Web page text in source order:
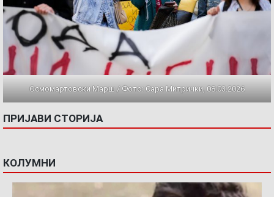
Осмомартовски Марш / Фото: Сара Митрички, 08.03.2026
ПРИЈАВИ СТОРИЈА
КОЛУМНИ